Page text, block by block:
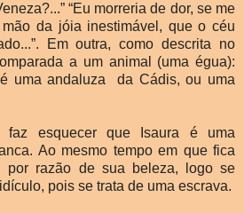
“Eu morreria de dor, se me
da jóia inestimável, que o céu
Em outra, como descrita no
a um animal (uma égua):
uma andaluza da Cádis, ou uma
faz esquecer que Isaura é uma
Ao mesmo tempo em que fica
por razão de sua beleza, logo se
pois se trata de uma escrava.